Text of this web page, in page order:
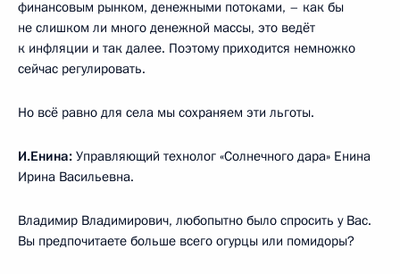
финансовым рынком, денежными потоками, – как бы
не слишком ли много денежной массы, это ведёт
к инфляции и так далее. Поэтому приходится немножко
сейчас регулировать.
Но всё равно для села мы сохраняем эти льготы.
И.Енина: Управляющий технолог «Солнечного дара» Енина
Ирина Васильевна.
Владимир Владимирович, любопытно было спросить у Вас.
Вы предпочитаете больше всего огурцы или помидоры?